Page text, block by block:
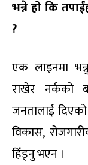
भन्ने हो कि
?
एक लाइनमा
राखेर नर्कको
जनतालाई
विकास,
हिँड्नु भएन ।